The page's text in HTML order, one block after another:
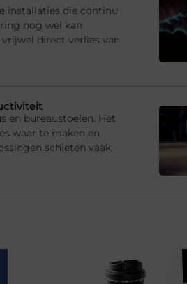
installaties die continu
nog wel kan
direct verlies van
en bureaustoelen. Het
waar te maken en
schieten vaak